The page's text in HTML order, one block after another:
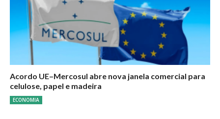
Acordo UE–Mercosul abre nova janela comercial para
celulose, papel e madeira
ECONOMIA